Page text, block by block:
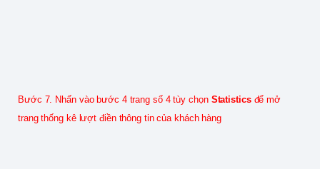
Bước 7. Nhấn vào bước 4 trang số 4 tùy chọn Statistics để mở
trang thống kê lượt điền thông tin của khách hàng